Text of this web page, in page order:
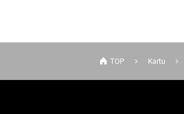
TOP Kartu